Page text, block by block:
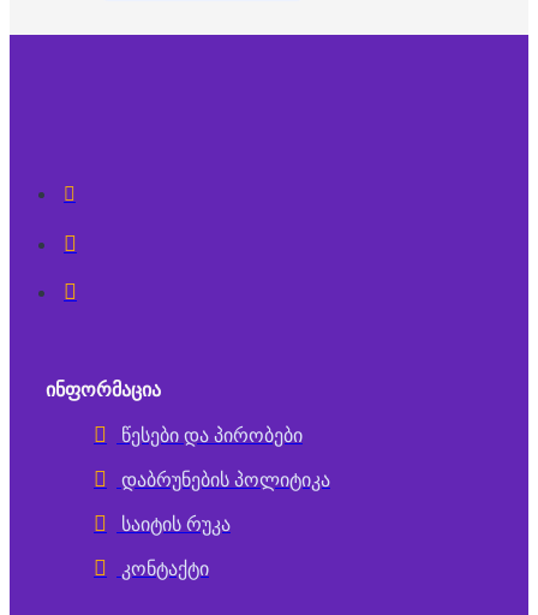
ᲘᲜᲤᲝᲠᲛᲐᲪᲘᲐ
წესები და პირობები
დაბრუნების პოლიტიკა
საიტის რუკა
კონტაქტი